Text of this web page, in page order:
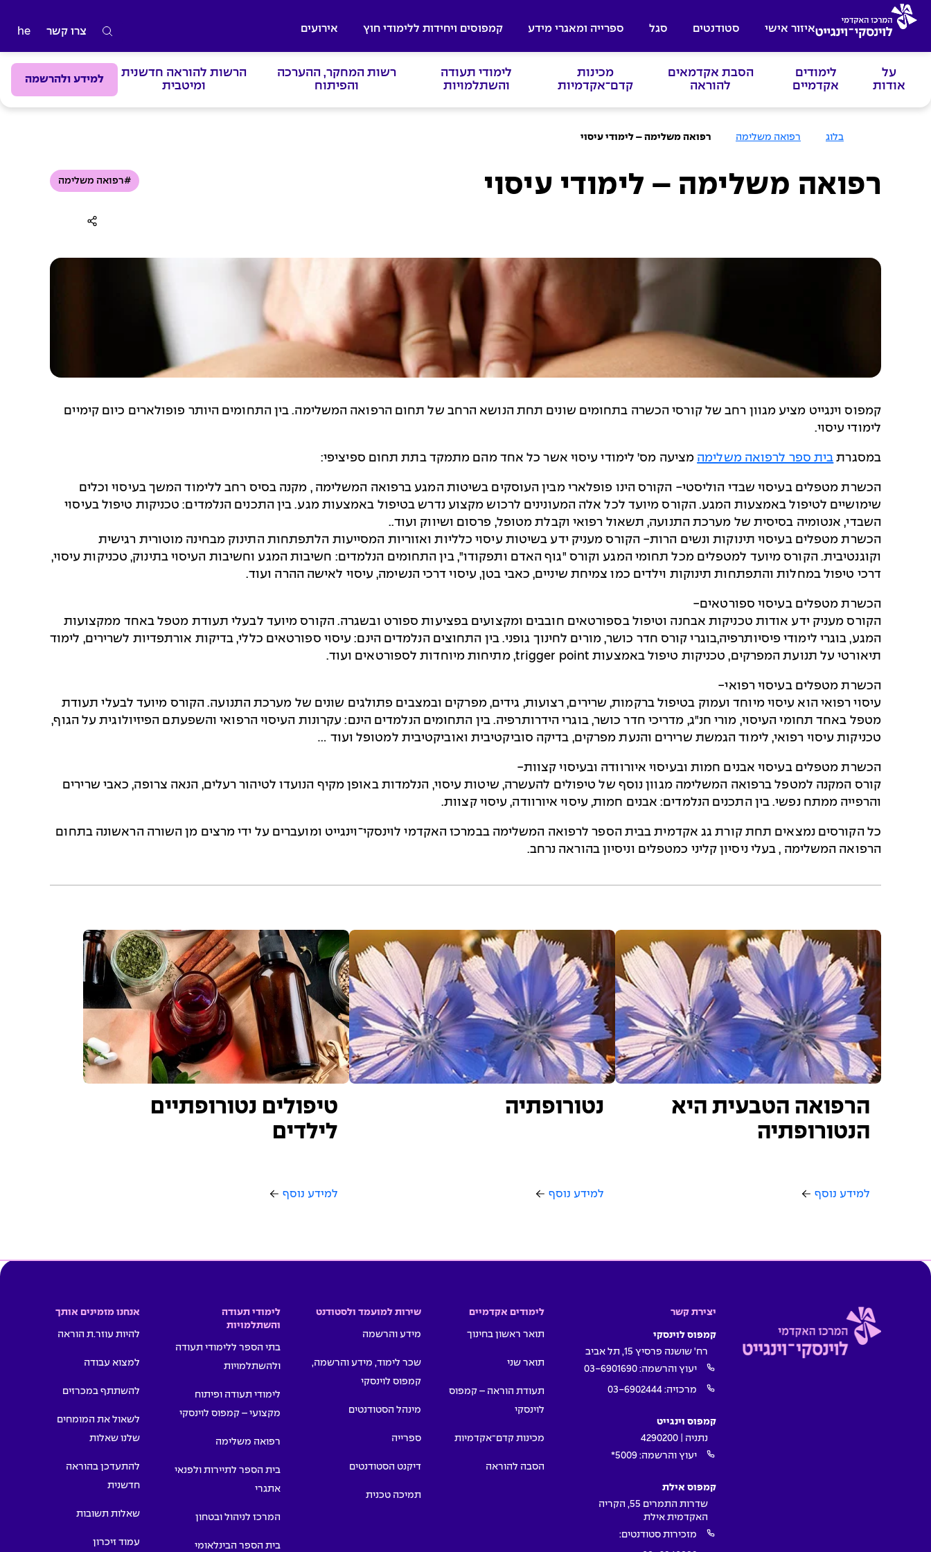
איזור אישי סטודנטים סגל ספרייה ומאגרי מידע קמפוסים ויחידות ללימודי חוץ
אירועים
ל
ד
י
ם
צרו קשר he
על
אודות
לימודים
אקדמיים
הסבת אקדמאים
להוראה
מכינות
קדם־אקדמיות
לימודי תעודה
והשתלמויות
רשות המחקר, ההערכה
והפיתוח
הרשות להוראה חדשנית
ומיטבית
למידע ולהרשמה
ה
י
בלוג רפואה משלימה רפואה משלימה – לימודי עיסוי
רפואה משלימה – לימודי עיסוי #רפואה משלימה
קמפוס וינגייט מציע מגוון רחב של קורסי הכשרה בתחומים שונים תחת הנושא הרחב של תחום הרפואה המשלימה. בין התחומים היותר פופולארים כיום קימיים
לימודי עיסוי.
במסגרת בית ספר לרפואה משלימה מציעה מס' לימודי עיסוי אשר כל אחד מהם מתמקד בתת תחום ספיציפי:
הכשרת מטפלים בעיסוי שבדי הוליסטי- הקורס הינו פופלארי מבין העוסקים בשיטות המגע ברפואה המשלימה , מקנה בסיס רחב ללימוד המשך בעיסוי וכלים
שימושיים לטיפול באמצעות המגע. הקורס מיועד לכל אלה המעונינים לרכוש מקצוע נדרש בטיפול באמצעות מגע. בין התכנים הנלמדים: טכניקות טיפול בעיסוי
השבדי, אנטומיה בסיסית של מערכת התנועה, תשאול רפואי וקבלת מטופל, פרסום ושיווק ועוד..
הכשרת מטפלים בעיסוי תינוקות ונשים הרות- הקורס מעניק ידע בשיטות עיסוי כלליות ואזוריות המסייעות הלתפתחות התינוק מבחינה מוטורית רגישית
וקוגנטיבית. הקורס מיועד למטפלים מכל תחומי המגע וקורס "גוף האדם ותפקודו", בין התחומים הנלמדים: חשיבות המגע וחשיבות העיסוי בתינוק, טכניקות עיסוי,
דרכי טיפול במחלות והתפתחות תינוקות וילדים כמו צמיחת שיניים, כאבי בטן, עיסוי דרכי הנשימה, עיסוי לאישה ההרה ועוד.
הכשרת מטפלים בעיסוי ספורטאים-
הקורס מעניק ידע אודות טכניקות אבחנה וטיפול בספורטאים חובבים ומקצועים בפציעות ספורט ובשגרה. הקורס מיועד לבעלי תעודת מטפל באחד ממקצועות
המגע, בוגרי לימודי פיסיותרפיה,בוגרי קורס חדר כושר, מורים לחינוך גופני. בין התחוצים הנלמדים הינם: עיסוי ספורטאים כללי, בדיקות אורתפדיות לשרירים, לימוד
תיאורטי על תנועת המפרקים, טכניקות טיפול באמצעות trigger point, מתיחות מיוחדות לספורטאים ועוד.
הכשרת מטפלים בעיסוי רפואי-
עיסוי רפואי הוא עיסוי מיוחד ועמוק בטיפול ברקמות, שרירים, רצועות, גידים, מפרקים ובמצבים פתולגים שונים של מערכת התנועה. הקורס מיועד לבעלי תעודת
מטפל באחד תחומי העיסוי, מורי חנ"ג, מדריכי חדר כושר, בוגרי הידרותרפיה. בין התחומים הנלמדים הינם: עקרונות העיסוי הרפואי והשפעתם הפיזיולוגית על הגוף,
טכניקות עיסוי רפואי, לימוד הגמשת שרירים והנעת מפרקים, בדיקה סוביקטיבית ואוביקטיבית למטופל ועוד …
הכשרת מטפלים בעיסוי אבנים חמות ובעיסוי איורוודה ובעיסוי קצוות-
קורס המקנה למטפל ברפואה המשלימה מגוון נוסף של טיפולים להעשרה, שיטות עיסוי, הנלמדות באופן מקיף הנועדו לטיהור רעלים, הנאה צרופה, כאבי שרירים
והרפייה ממתח נפשי. בין התכנים הנלמדים: אבנים חמות, עיסוי איורוודה, עיסוי קצוות.
כל הקורסים נמצאים תחת קורת גג אקדמית בבית הספר לרפואה המשלימה בבמרכז האקדמי לוינסקי־וינגייט ומועברים על ידי מרצים מן השורה הראשונה בתחום
הרפואה המשלימה , בעלי ניסיון קליני כמטפלים וניסיון בהוראה נרחב.
הרפואה הטבעית היא
הנטורופתיה
למידע נוסף
נטורופתיה
למידע נוסף
טיפולים נטורופתיים
לילדים
למידע נוסף
יצירת קשר
קמפוס לוינסקי
רח' שושנה פרסיץ 15, תל אביב
יעוץ והרשמה: 03-6901690
מרכזיה: 03-6902444
קמפוס וינגייט
נתניה | 4290200
יעוץ והרשמה: 5009*
קמפוס אילת
שדרות התמרים 55, הקריה
האקדמית אילת
מזכירות סטודנטים:
לימודים אקדמיים
תואר ראשון בחינוך
תואר שני
תעודת הוראה – קמפוס
לוינסקי
מכינות קדם־אקדמיות
הסבה להוראה
שירות למועמד ולסטודנט
מידע והרשמה
שכר לימוד, מידע והרשמה,
קמפוס לוינסקי
מינהל הסטודנטים
ספרייה
דיקנט הסטודנטים
תמיכה טכנית
לימודי תעודה
והשתלמויות
בתי הספר ללימודי תעודה
ולהשתלמויות
לימודי תעודה ופיתוח
מקצועי – קמפוס לוינסקי
רפואה משלימה
בית הספר לתיירות ולפנאי
אתגרי
המרכז לניהול ובטחון
בית הספר הבינלאומי
אנחנו מזמינים אותך
להיות עוזר.ת הוראה
למצוא עבודה
להשתתף במכרזים
לשאול את המומחים
שלנו שאלות
להתעדכן בהוראה
חדשנית
שאלות תשובות
עמוד זיכרון